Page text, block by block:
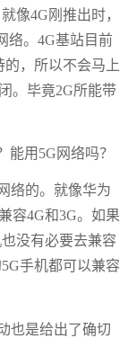
像4G刚推出时，
络。4G基站目前
，所以不会马上
。毕竟2G所能带
络的。就像华为
容4G和3G。如果
没有必要去兼容
手机都可以兼容
也是给出了确切